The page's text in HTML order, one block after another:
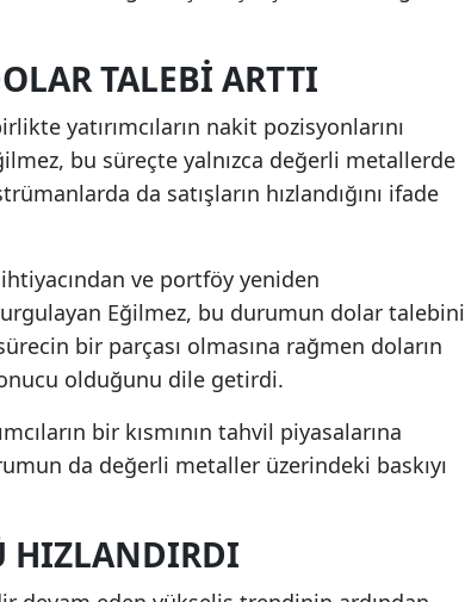
TALEBI ARTTI
yatırımcıların nakit pozisyonlarını
bu süreçte yalnızca değerli metallerde
da satışların hızlandığını ifade
ve portföy yeniden
Eğilmez, bu durumun dolar talebini
bir parçası olmasına rağmen doların
olduğunu dile getirdi.
bir kısmının tahvil piyasalarına
da değerli metaller üzerindeki baskıyı
HIZLANDIRDI